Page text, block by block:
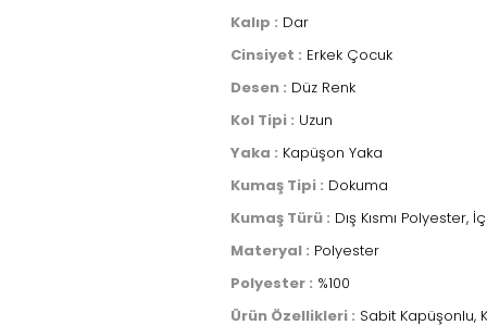
Kalıp : Dar
Cinsiyet : Erkek Çocuk
Desen : Düz Renk
Kol Tipi : Uzun
Yaka : Kapüşon Yaka
Kumaş Tipi : Dokuma
Kumaş Türü : Dış Kısmı Polyester,
Materyal : Polyester
Polyester : %100
Ürün Özellikleri : Sabit Kapüşonlu,